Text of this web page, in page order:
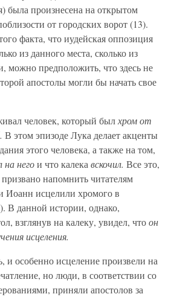
была произнесена на открытом
от городских ворот (13).
факта, что иудейская оппозиция
из данного места, сколько из
можно предположить, что здесь не
апостолы могли бы начать свое
человек, который былхром от
В этом эпизоде Лука делает акценты
этого человека, а также на том,
на негои что калека вскочил. Все это,
напомнить читателям
Иоанн исцелили хромого в
В данной истории, однако,
взглянув на калеку, увидел, чтоон
исцеления.
и особенно исцеление произвели на
но люди, в соответствии со
приняли апостолов за